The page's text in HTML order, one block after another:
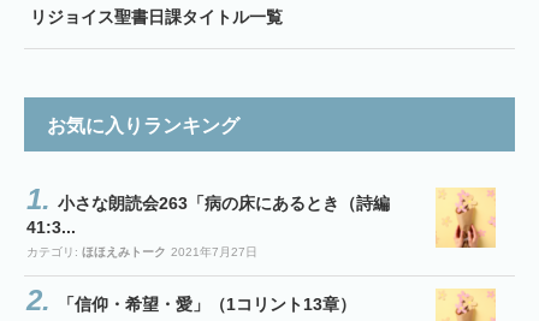
リジョイス聖書日課タイトル一覧
お気に入りランキング
小さな朗読会263「病の床にあるとき（詩編
41:3...
カテゴリ: ほほえみトーク 2021年7月27日
「信仰・希望・愛」（1コリント13章）